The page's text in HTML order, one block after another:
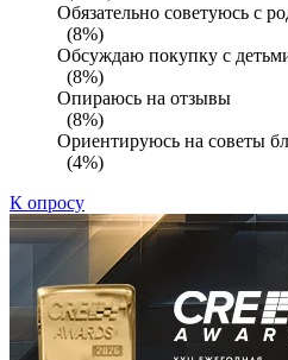
Обязательно советуюсь с
(8%)
Обсуждаю покупку с
(8%)
Опираюсь на отзывы
(8%)
Ориентируюсь на советы
(4%)
К опросу